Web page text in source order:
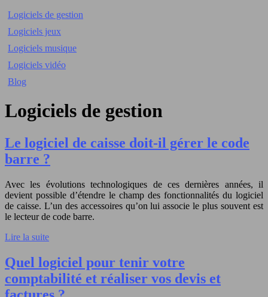
Logiciels de gestion
Logiciels jeux
Logiciels musique
Logiciels vidéo
Blog
Logiciels de gestion
Le logiciel de caisse doit-il gérer le code
barre ?
Avec les évolutions technologiques de ces dernières années, il
devient possible d’étendre le champ des fonctionnalités du logiciel
de caisse. L’un des accessoires qu’on lui associe le plus souvent est
le lecteur de code barre.
Lire la suite
Quel logiciel pour tenir votre
comptabilité et réaliser vos devis et